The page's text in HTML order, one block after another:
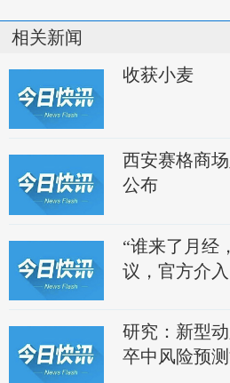
相关新闻
收获小麦
西安赛格商
公布
“谁来了月经
议，官方介入
研究：新型
卒中风险预